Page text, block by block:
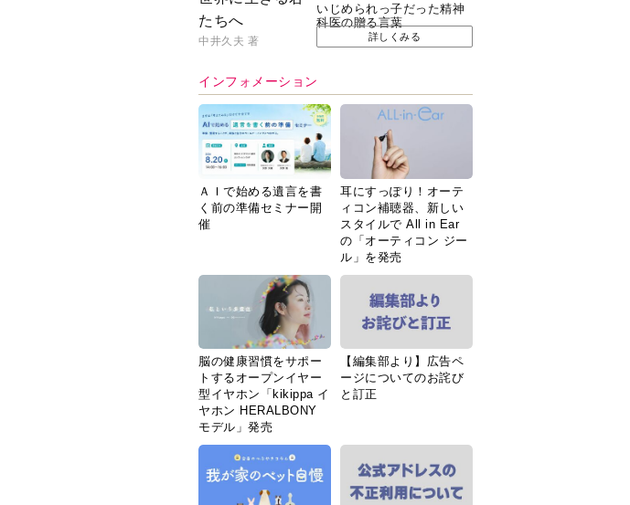
いじめられっ子だった精神
科医の贈る言葉
中井久夫 著 詳しくみる
インフォメーション
ＡＩで始める遺言を書
く前の準備セミナー開
催
耳にすっぽり！オーテ
ィコン補聴器、新しい
スタイルで All in Ear
の「オーティコン ジー
ル」を発売
脳の健康習慣をサポー
トするオープンイヤー
型イヤホン「kikippa イ
ヤホン HERALBONY
モデル」発売
【編集部より】広告ペ
ージについてのお詫び
と訂正